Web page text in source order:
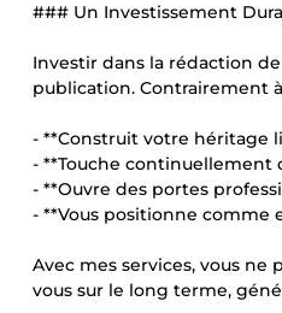
### Un Investissement
Investir dans la rédaction
publication. Contrairement
- **Construit votre héritage
- **Touche continuellement
- **Ouvre des portes
- **Vous positionne comme
Avec mes services, vous
vous sur le long terme,